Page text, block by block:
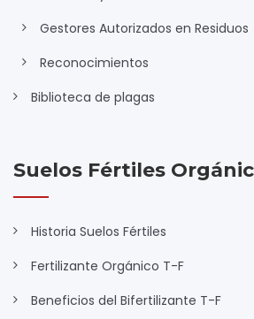
Gestores Autorizados en Residuos
Reconocimientos
Biblioteca de plagas
Suelos Fértiles
Historia Suelos Fértiles
Fertilizante Orgánico T-F
Beneficios del Bifertilizante T-F